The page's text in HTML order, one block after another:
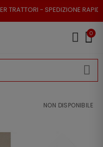
RAPIDA - RESO
0
NON DISPONIBILE